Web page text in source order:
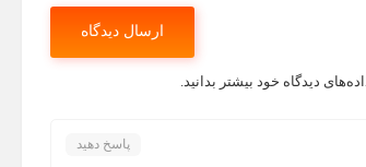
دیدگاه خود بیشتر بدانید.
پاسخ دهید